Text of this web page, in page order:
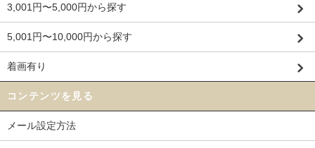
3,001円〜5,000円から探す
5,001円〜10,000円から探す
着画有り
コンテンツを見る
メール設定方法